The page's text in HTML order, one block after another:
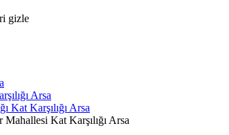
gizle
Arsa
Kat Karşılığı Arsa
Mahallesi Kat Karşılığı Arsa